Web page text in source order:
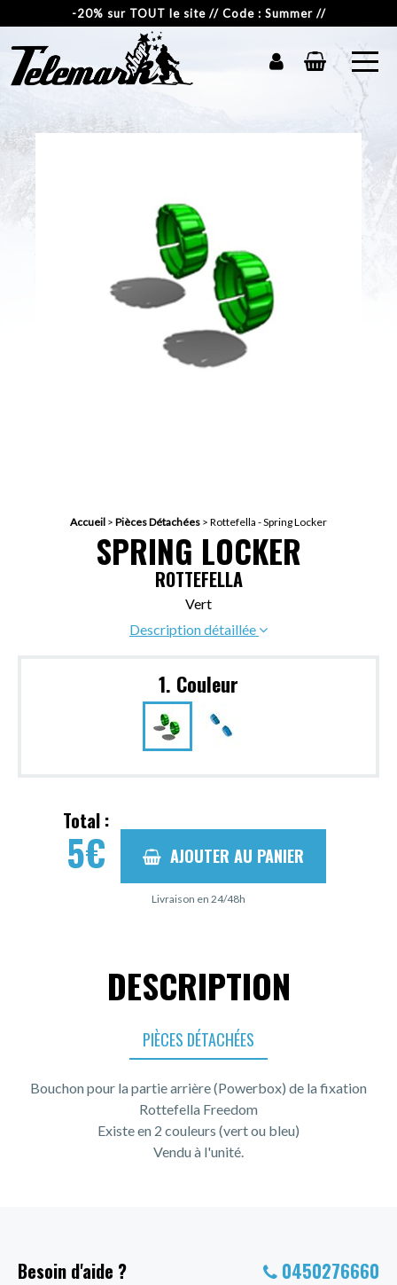
-20% sur TOUT le site // Code : Summer //
Accueil > Pièces Détachées > Rottefella - Spring Locker
SPRING LOCKER
ROTTEFELLA
Vert
Description détaillée
1. Couleur
Total :
5€ AJOUTER AU PANIER
Livraison en 24/48h
DESCRIPTION
PIÈCES DÉTACHÉES
Bouchon pour la partie arrière (Powerbox) de la fixation
Rottefella Freedom
Existe en 2 couleurs (vert ou bleu)
Vendu à l'unité.
Besoin d'aide ? 0450276660